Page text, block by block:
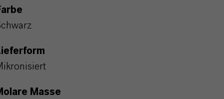
Masse